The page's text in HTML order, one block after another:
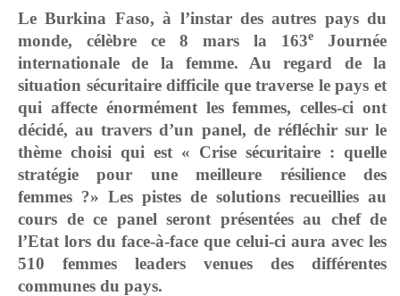
Le Burkina Faso, à l’instar des autres pays du
monde, célèbre ce 8 mars la 163e
Journée
internationale de la femme. Au regard de la
situation sécuritaire difficile que traverse le pays et
qui affecte énormément les femmes, celles-ci ont
décidé, au travers d’un panel, de réfléchir sur le
thème choisi qui est « Crise sécuritaire : quelle
stratégie pour une meilleure résilience des
femmes ?» Les pistes de solutions recueillies au
cours de ce panel seront présentées au chef de
l’Etat lors du face-à-face que celui-ci aura avec les
510 femmes leaders venues des différentes
communes du pays.